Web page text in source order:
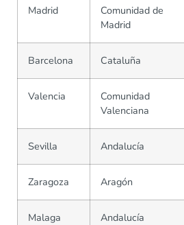
Madrid
Comunidad de
Madrid
Barcelona Cataluña
Valencia
Comunidad
Valenciana
Sevilla Andalucía
Zaragoza Aragón
Malaga Andalucía